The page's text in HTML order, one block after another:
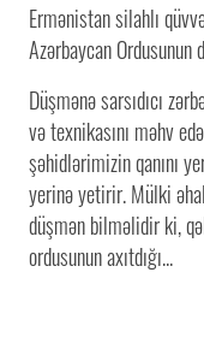
Ermənistan silahlı
Azərbaycan
Düşmənə sarsıdıcı
və texnikasını məhv
şəhidlərimizin qanını
yerinə yetirir. Mülki
düşmən bilməlidir ki,
ordusunun axıtdığı...